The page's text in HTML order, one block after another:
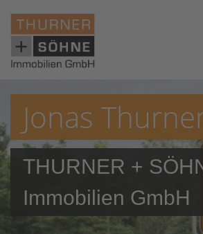
Jonas
THURNER +
Immobilien GmbH